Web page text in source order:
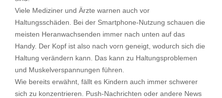
Viele Mediziner und Ärzte warnen auch vor
Haltungsschäden. Bei der Smartphone-Nutzung schauen die
meisten Heranwachsenden immer nach unten auf das
Handy. Der Kopf ist also nach vorn geneigt, wodurch sich die
Haltung verändern kann. Das kann zu Haltungsproblemen
und Muskelverspannungen führen.
Wie bereits erwähnt, fällt es Kindern auch immer schwerer
sich zu konzentrieren. Push-Nachrichten oder andere News